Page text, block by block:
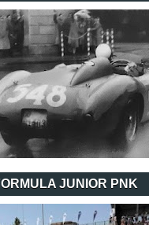
JUNIOR PNK